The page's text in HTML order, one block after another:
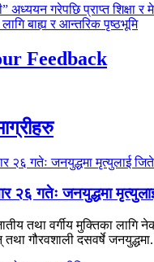
अध्ययन गरेपछि प्राप्त शिक्षा
बाह्य र आन्तरिक पृष्ठभूमि
Feedback
२६ गतेः जनयुद्धमा
तथा वर्गीय मुक्तिका लागि
गौरवशाली दसवर्षे